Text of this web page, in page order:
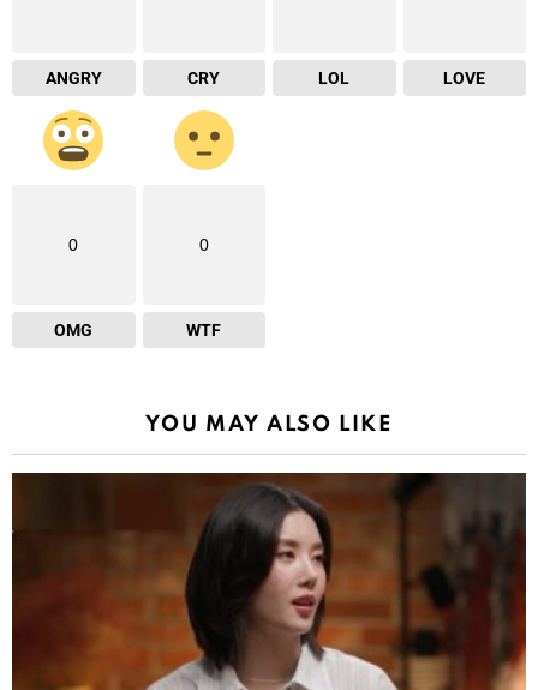
ANGRY CRY LOL LOVE
0
OMG
0
WTF
YOU MAY ALSO LIKE